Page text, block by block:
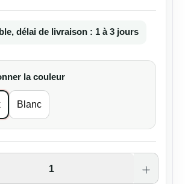
délai de livraison : 1 à 3 jours
la couleur
Blanc
produit : Entrez la quantité